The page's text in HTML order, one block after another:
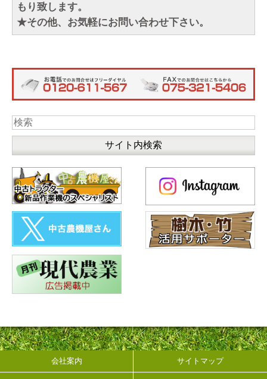
もり致します。
★その他、お気軽にお問い合わせ下さい。
会社案内 サイトマップ